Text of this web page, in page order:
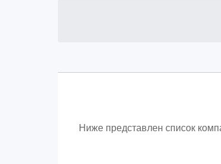
Ниже представлен список